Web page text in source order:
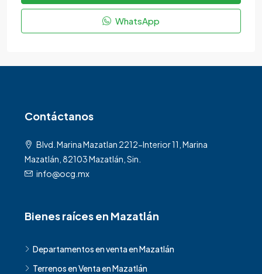
WhatsApp
Contáctanos
Blvd. Marina Mazatlan 2212-Interior 11, Marina
Mazatlán, 82103 Mazatlán, Sin.
info@ocg.mx
Bienes raíces en Mazatlán
Departamentos en venta en Mazatlán
Terrenos en Venta en Mazatlán